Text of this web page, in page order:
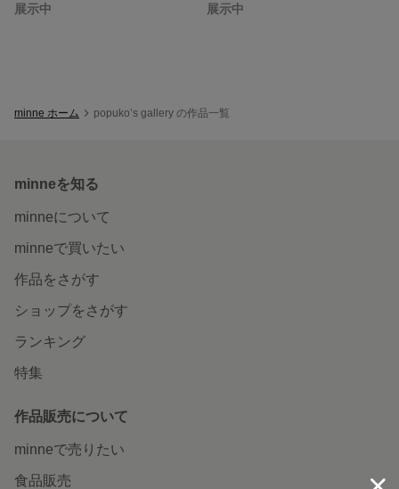
展示中
展示中
minne ホーム popuko’s gallery の作品一覧
minneを知る
minneについて
minneで買いたい
作品をさがす
ショップをさがす
ランキング
特集
作品販売について
minneで売りたい
食品販売